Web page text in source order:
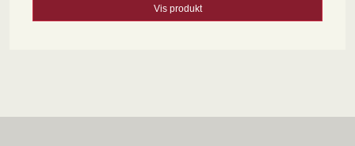
Vis produkt